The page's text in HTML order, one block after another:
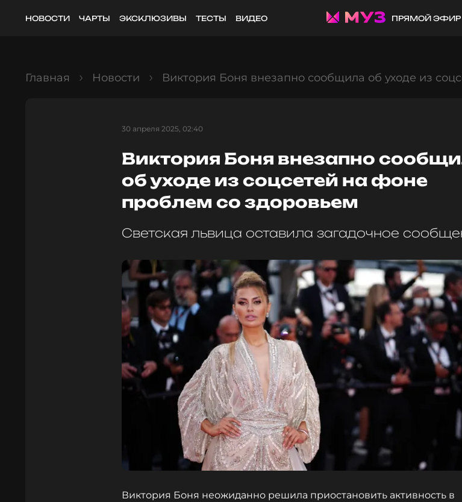
НОВОСТИ ЧАРТЫ ЭКСКЛЮЗИВЫ ТЕСТЫ ВИДЕО ПРЯМОЙ ЭФИР
Главная Новости Виктория Боня внезапно сообщила об уходе из
30 апреля 2025, 02:40
Виктория Боня внезапно
об уходе из соцсетей на фоне
проблем со здоровьем
Светская львица оставила загадочное
Виктория Боня неожиданно решила приостановить активность в